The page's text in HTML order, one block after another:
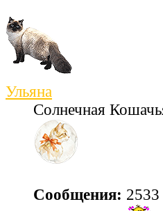
Ульяна
Солнечная
Сообщения: 2533